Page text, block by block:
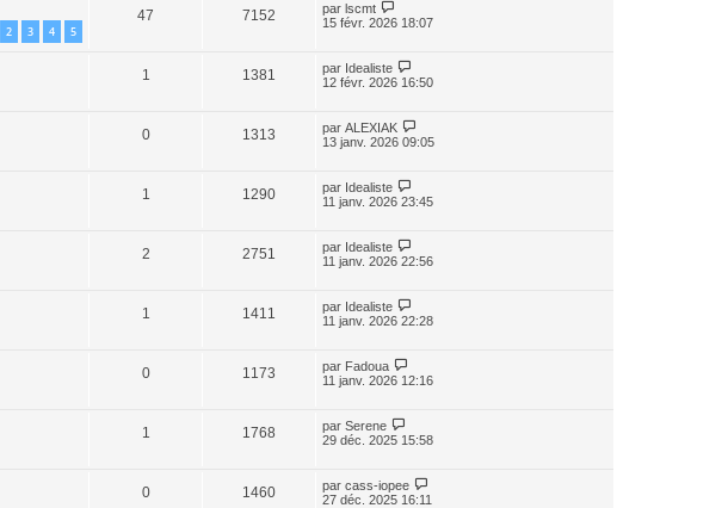
2 3 4 5
47 7152 par lscmt
15 févr. 2026 18:07
1 1381 par Idealiste
12 févr. 2026 16:50
0 1313 par ALEXIAK
13 janv. 2026 09:05
1 1290 par Idealiste
11 janv. 2026 23:45
2 2751 par Idealiste
11 janv. 2026 22:56
1 1411 par Idealiste
11 janv. 2026 22:28
0 1173 par Fadoua
11 janv. 2026 12:16
1 1768 par Serene
29 déc. 2025 15:58
0 1460 par cass-iopee
27 déc. 2025 16:11